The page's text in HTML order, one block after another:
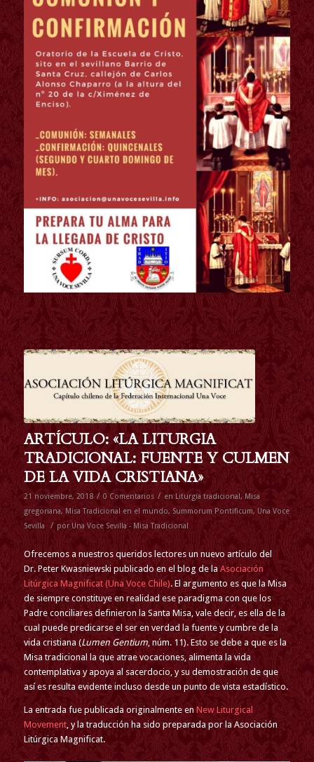
ARTÍCULO: «LA LITURGIA
TRADICIONAL: FUENTE Y CULMEN
DE LA VIDA CRISTIANA»
21 noviembre, 2018 / 0 Comentarios / en Liturgia tradicional , Misa
gregoriana, Misa Tradicional en el mundo, Summorum Pontificum, Una Voce
Sevilla
/ por Una Voce Sevilla - Misa Tradicional
Ofrecemos a nuestros queridos lectores un nuevo artículo del
Dr. Peter Kwasniewski publicado en el blog de la Asociación
Litúrgica Magnificat (Una Voce Chile). El argumento es que la Misa
de siempre constituye en realidad ese paradigma con que los
Padre conciliares definieron la Santa Misa, vale decir, es ella de la
cual puede predicarse el ser en verdad la fuente y cumbre de la
vida cristiana (Lumen Gentium, núm. 11). Esto se debe a que es la
Misa tradicional la que atrae vocaciones, alimenta la vida
contemplativa y apoya al sacerdocio, y su demostración de que
así es resulta evidente incluso desde un punto de vista estadístico.
La entrada fue publicada originalmente en New Liturgical
Movement, y la traducción ha sido preparada por la Asociación
Litúrgica Magnificat.